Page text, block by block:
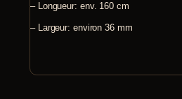
– Longueur: env. 160 cm
– Largeur: environ 36 mm